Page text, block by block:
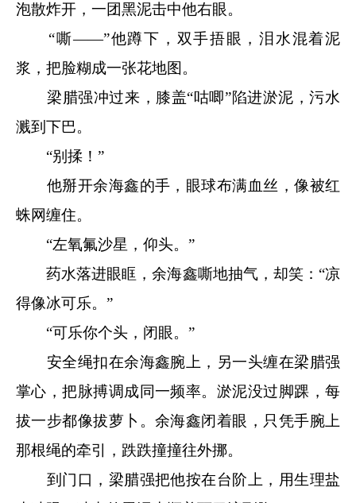
泡散炸开，一团黑泥击中他右眼。
“嘶——”他蹲下，双手捂眼，泪水混着泥
浆，把脸糊成一张花地图。
梁腊强冲过来，膝盖“咕唧”陷进淤泥，污水
溅到下巴。
“别揉！”
他掰开余海鑫的手，眼球布满血丝，像被红
蛛网缠住。
“左氧氟沙星，仰头。”
药水落进眼眶，余海鑫嘶地抽气，却笑：“凉
得像冰可乐。”
“可乐你个头，闭眼。”
安全绳扣在余海鑫腕上，另一头缠在梁腊强
掌心，把脉搏调成同一频率。淤泥没过脚踝，每
拔一步都像拔萝卜。余海鑫闭着眼，只凭手腕上
那根绳的牵引，跌跌撞撞往外挪。
到门口，梁腊强把他按在台阶上，用生理盐